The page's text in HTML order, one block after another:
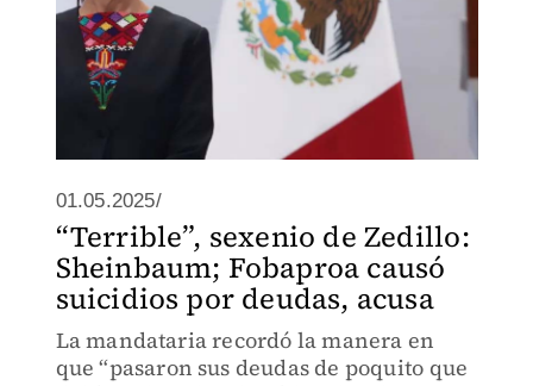
01.05.2025/
“Terrible”, sexenio de Zedillo:
Sheinbaum; Fobaproa causó
suicidios por deudas, acusa
La mandataria recordó la manera en
que “pasaron sus deudas de poquito que